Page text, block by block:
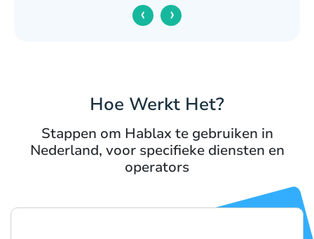
‹ ›
Hoe Werkt Het?
Stappen om Hablax te gebruiken in
Nederland, voor specifieke diensten en
operators